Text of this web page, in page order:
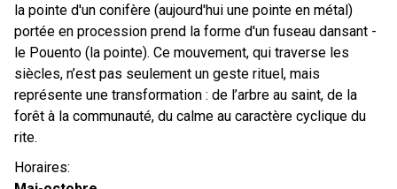
la pointe d'un conifère (aujourd'hui une pointe en métal)
portée en procession prend la forme d'un fuseau dansant -
le Pouento (la pointe). Ce mouvement, qui traverse les
siècles, n’est pas seulement un geste rituel, mais
représente une transformation : de l’arbre au saint, de la
forêt à la communauté, du calme au caractère cyclique du
rite.
Horaires: